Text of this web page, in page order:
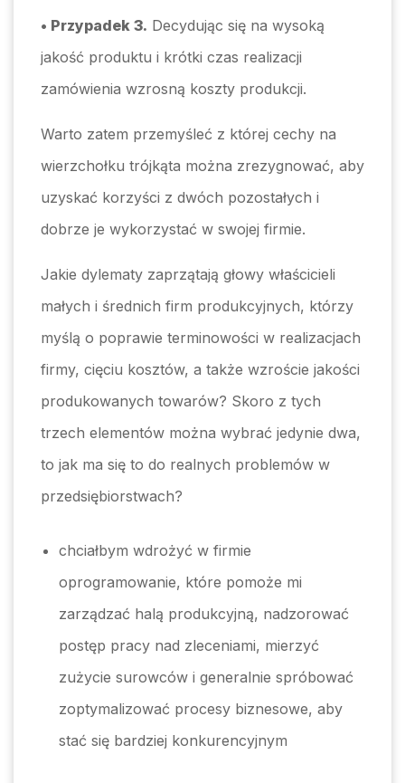
• Przypadek 3. Decydując się na wysoką
jakość produktu i krótki czas realizacji
zamówienia wzrosną koszty produkcji.
Warto zatem przemyśleć z której cechy na
wierzchołku trójkąta można zrezygnować, aby
uzyskać korzyści z dwóch pozostałych i
dobrze je wykorzystać w swojej firmie.
Jakie dylematy zaprzątają głowy właścicieli
małych i średnich firm produkcyjnych, którzy
myślą o poprawie terminowości w realizacjach
firmy, cięciu kosztów, a także wzroście jakości
produkowanych towarów? Skoro z tych
trzech elementów można wybrać jedynie dwa,
to jak ma się to do realnych problemów w
przedsiębiorstwach?
chciałbym wdrożyć w firmie
oprogramowanie, które pomoże mi
zarządzać halą produkcyjną, nadzorować
postęp pracy nad zleceniami, mierzyć
zużycie surowców i generalnie spróbować
zoptymalizować procesy biznesowe, aby
stać się bardziej konkurencyjnym